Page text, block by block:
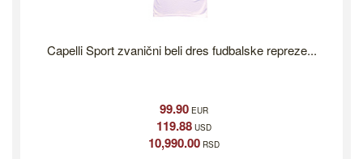
Capelli Sport zvanični beli dres fudbalske repreze...
99.90EUR
119.88USD
10,990.00RSD